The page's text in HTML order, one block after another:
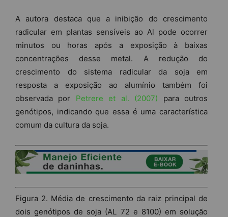
A autora destaca que a inibição do crescimento
radicular em plantas sensíveis ao Al pode ocorrer
minutos ou horas após a exposição à baixas
concentrações desse metal. A redução do
crescimento do sistema radicular da soja em
resposta a exposição ao alumínio também foi
observada por Petrere et al. (2007) para outros
genótipos, indicando que essa é uma característica
comum da cultura da soja.
Figura 2. Média de crescimento da raiz principal de
dois genótipos de soja (AL 72 e 8100) em solução